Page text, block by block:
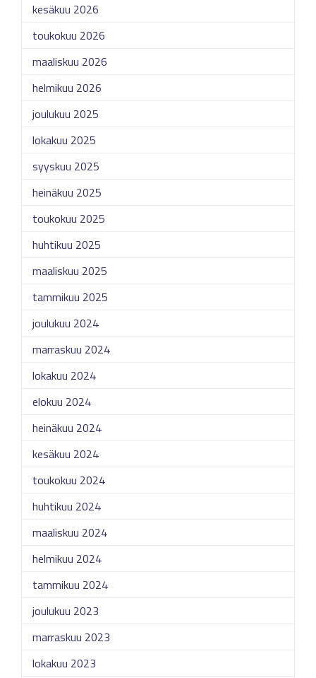
kesäkuu 2026
toukokuu 2026
maaliskuu 2026
helmikuu 2026
joulukuu 2025
lokakuu 2025
syyskuu 2025
heinäkuu 2025
toukokuu 2025
huhtikuu 2025
maaliskuu 2025
tammikuu 2025
joulukuu 2024
marraskuu 2024
lokakuu 2024
elokuu 2024
heinäkuu 2024
kesäkuu 2024
toukokuu 2024
huhtikuu 2024
maaliskuu 2024
helmikuu 2024
tammikuu 2024
joulukuu 2023
marraskuu 2023
lokakuu 2023